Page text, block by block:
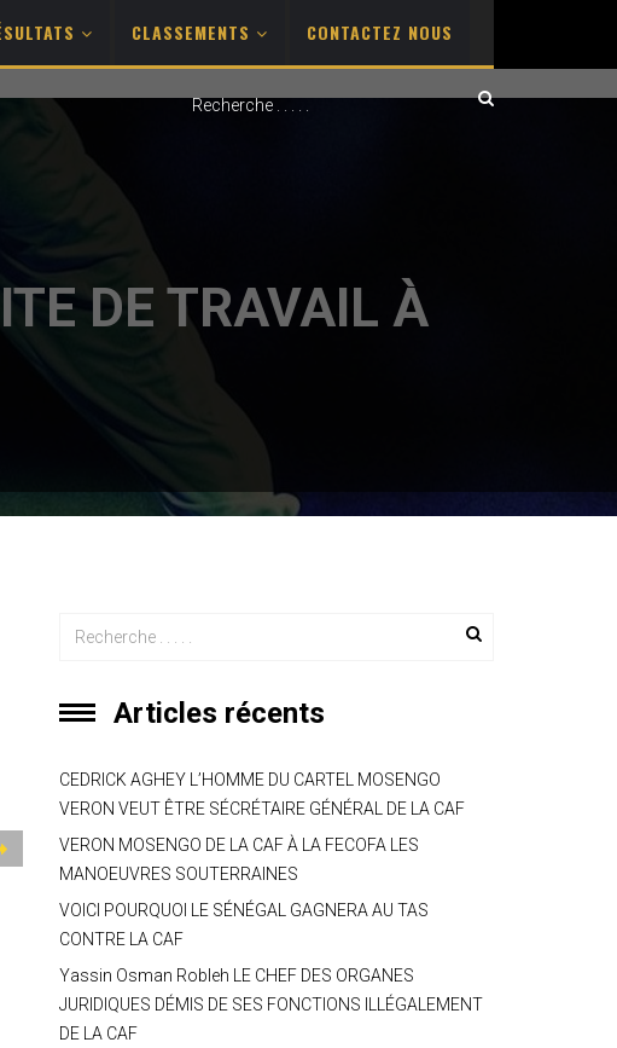
CLASSEMENTS CONTACTEZ NOUS
DE TRAVAIL À
Articles récents
CEDRICK AGHEY L’HOMME DU CARTEL MOSENGO
VERON VEUT ÊTRE SÉCRÉTAIRE GÉNÉRAL DE LA CAF
VERON MOSENGO DE LA CAF À LA FECOFA LES
MANOEUVRES SOUTERRAINES
VOICI POURQUOI LE SÉNÉGAL GAGNERA AU TAS
CONTRE LA CAF
Yassin Osman Robleh LE CHEF DES ORGANES
JURIDIQUES DÉMIS DE SES FONCTIONS ILLÉGALEMENT
DE LA CAF